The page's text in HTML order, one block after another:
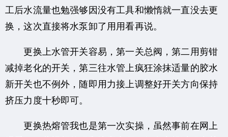
工后水流量也勉强够因没有工具和懒惰就一直没去更
换，这次直接将水泵卸了用用看再说。
更换上水管开关容易，第一关总阀，第二用剪钳
减掉老化的开关，第三往水管上疯狂涂抹适量的胶水
新开关也不例外，随即用力接上调整好开关方向保持
挤压力度十秒即可。
更换热熔管我也是第一次实操，虽然事前在网上